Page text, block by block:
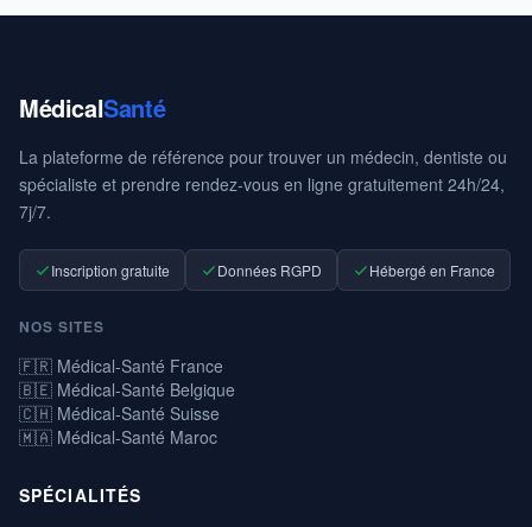
MédicalSanté
La plateforme de référence pour trouver un médecin, dentiste ou
spécialiste et prendre rendez-vous en ligne gratuitement 24h/24,
7j/7.
Inscription gratuite Données RGPD Hébergé en France
NOS SITES
🇫🇷 Médical-Santé France
🇧🇪 Médical-Santé Belgique
🇨🇭 Médical-Santé Suisse
🇲🇦 Médical-Santé Maroc
SPÉCIALITÉS